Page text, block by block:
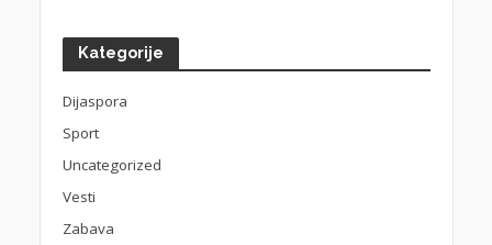
Kategorije
Dijaspora
Sport
Uncategorized
Vesti
Zabava